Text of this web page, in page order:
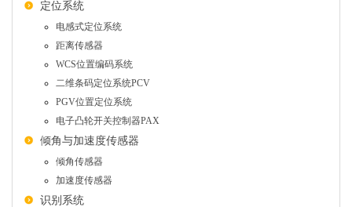
定位系统
电感式定位系统
距离传感器
WCS位置编码系统
二维条码定位系统PCV
PGV位置定位系统
电子凸轮开关控制器PAX
倾角与加速度传感器
倾角传感器
加速度传感器
识别系统